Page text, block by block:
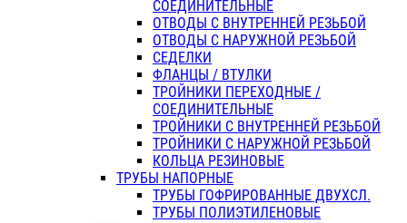
СОЕДИНИТЕЛЬНЫЕ
ОТВОДЫ С ВНУТРЕННЕЙ РЕЗЬБОЙ
ОТВОДЫ С НАРУЖНОЙ РЕЗЬБОЙ
СЕДЕЛКИ
ФЛАНЦЫ / ВТУЛКИ
ТРОЙНИКИ ПЕРЕХОДНЫЕ /
СОЕДИНИТЕЛЬНЫЕ
ТРОЙНИКИ С ВНУТРЕННЕЙ РЕЗЬБОЙ
ТРОЙНИКИ С НАРУЖНОЙ РЕЗЬБОЙ
КОЛЬЦА РЕЗИНОВЫЕ
ТРУБЫ НАПОРНЫЕ
ТРУБЫ ГОФРИРОВАННЫЕ ДВУХСЛ.
ТРУБЫ ПОЛИЭТИЛЕНОВЫЕ